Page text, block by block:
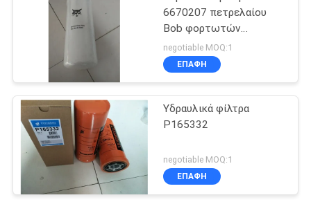
6670207 πετρελαίου
Bob φορτωτών
εκσκαφέων
negotiable MOQ:1
ΕΠΑΦΉ
Υδραυλικά φίλτρα
P165332
negotiable MOQ:1
ΕΠΑΦΉ